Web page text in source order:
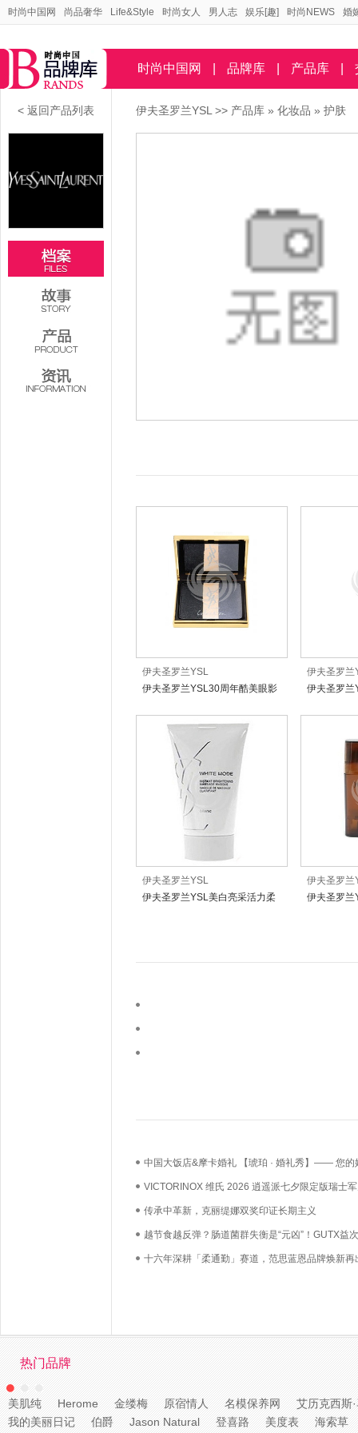
时尚中国网 尚品奢华 Life&Style 时尚女人 男人志 娱乐[趣] 时尚NEWS 婚
时尚中国网 品牌库 产品库
< 返回产品列表 伊夫圣罗兰YSL >> 产品库 » 化妆品 » 护肤
伊夫圣罗兰YSL
伊夫圣罗兰YSL30周年酷美眼影
伊夫圣罗兰
伊夫圣罗兰
伊夫圣罗兰YSL
伊夫圣罗兰YSL美白亮采活力柔
伊夫圣罗兰
伊夫圣罗兰
中国大饭店&摩卡婚礼 【琥珀 · 婚礼秀】—— 您的
礼，我们用心如己
VICTORINOX 维氏 2026 逍遥派七夕限定版瑞士
漫上市——凝萃瑞士匠心，赴约月书赤绳
传承中革新，克丽缇娜双奖印证长期主义
越节食越反弹？肠道菌群失衡是“元凶”！GUTX益
鲜活益生菌直达肠道，养出你的“易瘦体质”
十六年深耕「柔通勤」赛道，范思蓝恩品牌焕新再
热门品牌
美肌纯 Herome 金缕梅 原宿情人 名模保养网
艾历克西斯
我的美丽日记
伯爵 Jason Natural 登喜路 美度表 海索草